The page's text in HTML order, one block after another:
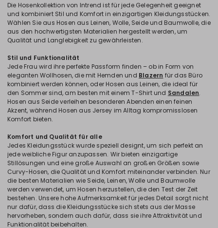
Die Hosenkollektion von Intrend ist für jede Gelegenheit geeignet
und kombiniert Stil und Komfort in einzigartigen Kleidungsstücken.
Wählen Sie aus Hosen aus Leinen, Wolle, Seide und Baumwolle, die
aus den hochwertigsten Materialien hergestellt werden, um
Qualität und Langlebigkeit zu gewährleisten.
Stil und Funktionalität
Jede Frau wird ihre perfekte Passform finden – ob in Form von
eleganten Wollhosen, die mit Hemden und Blazern für das Büro
kombiniert werden können, oder Hosen aus Leinen, die ideal für
den Sommer sind, am besten mit einem T-Shirt und Sandalen.
Hosen aus Seide verleihen besonderen Abenden einen feinen
Akzent, während Hosen aus Jersey im Alltag kompromisslosen
Komfort bieten.
Komfort und Qualität für alle
Jedes Kleidungsstück wurde speziell designt, um sich perfekt an
jede weibliche Figur anzupassen. Wir bieten einzigartige
Stillösungen und eine große Auswahl an großen Größen sowie
Curvy-Hosen, die Qualität und Komfort miteinander verbinden. Nur
die besten Materialien wie Seide, Leinen, Wolle und Baumwolle
werden verwendet, um Hosen herzustellen, die den Test der Zeit
bestehen. Unsere hohe Aufmerksamkeit für jedes Detail sorgt nicht
nur dafür, dass die Kleidungsstücke sich stets aus der Masse
hervorheben, sondern auch dafür, dass sie ihre Attraktivität und
Funktionalität beibehalten.